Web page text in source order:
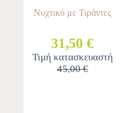
Νυχτικό με Τιράντες
31,50 €
Τιμή κατασκευαστή
45,00 €